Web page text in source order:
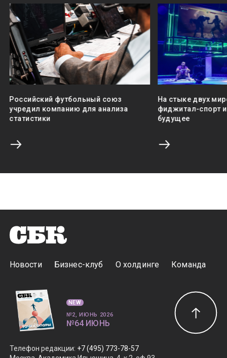
Российский футбольный союз
учредил компанию для анализа
статистики
На стыке двух
фиджитал-спорт
будущее
Новости Бизнес-клуб О холдинге Команда
Телефон редакции: +7 (495) 773-78-57
NEW
№2, ИЮНЬ 2026
№64 ИЮНЬ